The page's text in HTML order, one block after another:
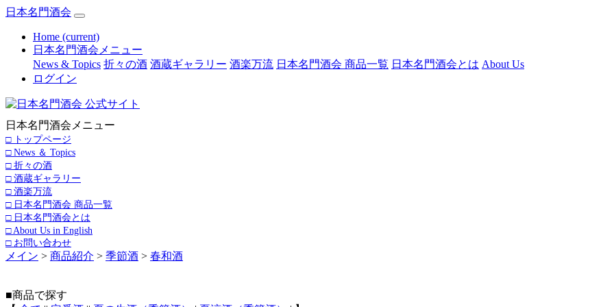
日本名門酒会
Home (current)
日本名門酒会メニュー
News & Topics 折々の酒 酒蔵ギャラリー 酒楽万流 日本名門酒会 商品一覧 日本名門酒会とは About Us
ログイン
日本名門酒会メニュー
□ トップページ
□ News ＆ Topics
□ 折々の酒
□ 酒蔵ギャラリー
□ 酒楽万流
□ 日本名門酒会 商品一覧
□ 日本名門酒会とは
□ About Us in English
□ お問い合わせ
メイン > 商品紹介 > 季節酒 > 春和酒
■商品で探す